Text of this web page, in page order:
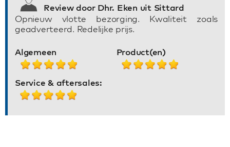
Review door Dhr. Eken uit Sittard
Opnieuw vlotte bezorging. Kwaliteit zoals
geadverteerd. Redelijke prijs.
Algemeen Product(en)
Service & aftersales: